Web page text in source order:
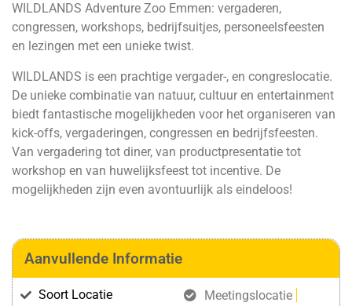
WILDLANDS Adventure Zoo Emmen: vergaderen,
congressen, workshops, bedrijfsuitjes, personeelsfeesten
en lezingen met een unieke twist.
WILDLANDS is een prachtige vergader-, en congreslocatie.
De unieke combinatie van natuur, cultuur en entertainment
biedt fantastische mogelijkheden voor het organiseren van
kick-offs, vergaderingen, congressen en bedrijfsfeesten.
Van vergadering tot diner, van productpresentatie tot
workshop en van huwelijksfeest tot incentive. De
mogelijkheden zijn even avontuurlijk als eindeloos!
Aanvullende Informatie
Soort Locatie
Meetingslocatie